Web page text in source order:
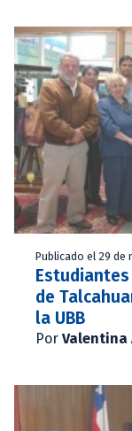
Publicado el 29 de
de
la UBB
Por Valentina